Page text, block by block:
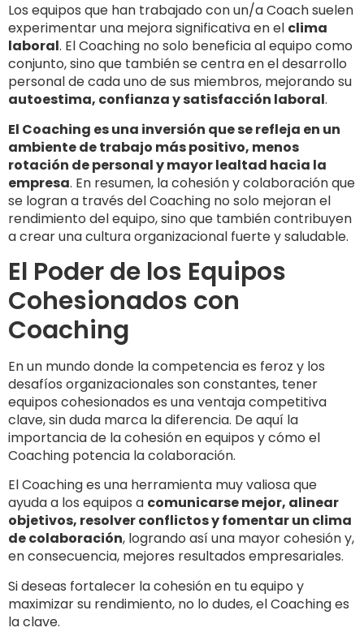
Los equipos que han trabajado con un/a Coach suelen
experimentar una mejora significativa en el clima
laboral. El Coaching no solo beneficia al equipo como
conjunto, sino que también se centra en el desarrollo
personal de cada uno de sus miembros, mejorando su
autoestima, confianza y satisfacción laboral.
El Coaching es una inversión que se refleja en un
ambiente de trabajo más positivo, menos
rotación de personal y mayor lealtad hacia la
empresa. En resumen, la cohesión y colaboración que
se logran a través del Coaching no solo mejoran el
rendimiento del equipo, sino que también contribuyen
a crear una cultura organizacional fuerte y saludable.
El Poder de los Equipos
Cohesionados con
Coaching
En un mundo donde la competencia es feroz y los
desafíos organizacionales son constantes, tener
equipos cohesionados es una ventaja competitiva
clave, sin duda marca la diferencia. De aquí la
importancia de la cohesión en equipos y cómo el
Coaching potencia la colaboración.
El Coaching es una herramienta muy valiosa que
ayuda a los equipos a comunicarse mejor, alinear
objetivos, resolver conflictos y fomentar un clima
de colaboración, logrando así una mayor cohesión y,
en consecuencia, mejores resultados empresariales.
Si deseas fortalecer la cohesión en tu equipo y
maximizar su rendimiento, no lo dudes, el Coaching es
la clave.